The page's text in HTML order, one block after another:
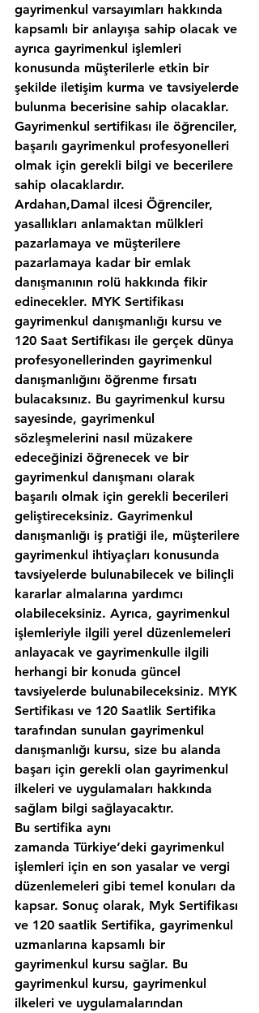
gayrimenkul varsayımları hakkında
kapsamlı bir anlayışa sahip olacak ve
ayrıca gayrimenkul işlemleri
konusunda müşterilerle etkin bir
şekilde iletişim kurma ve tavsiyelerde
bulunma becerisine sahip olacaklar.
Gayrimenkul sertifikası ile öğrenciler,
başarılı gayrimenkul profesyonelleri
olmak için gerekli bilgi ve becerilere
sahip olacaklardır.
Ardahan,Damal ilcesi Öğrenciler,
yasallıkları anlamaktan mülkleri
pazarlamaya ve müşterilere
pazarlamaya kadar bir emlak
danışmanının rolü hakkında fikir
edinecekler. MYK Sertifikası
gayrimenkul danışmanlığı kursu ve
120 Saat Sertifikası ile gerçek dünya
profesyonellerinden gayrimenkul
danışmanlığını öğrenme fırsatı
bulacaksınız. Bu gayrimenkul kursu
sayesinde, gayrimenkul
sözleşmelerini nasıl müzakere
edeceğinizi öğrenecek ve bir
gayrimenkul danışmanı olarak
başarılı olmak için gerekli becerileri
geliştireceksiniz. Gayrimenkul
danışmanlığı iş pratiği ile, müşterilere
gayrimenkul ihtiyaçları konusunda
tavsiyelerde bulunabilecek ve bilinçli
kararlar almalarına yardımcı
olabileceksiniz. Ayrıca, gayrimenkul
işlemleriyle ilgili yerel düzenlemeleri
anlayacak ve gayrimenkulle ilgili
herhangi bir konuda güncel
tavsiyelerde bulunabileceksiniz. MYK
Sertifikası ve 120 Saatlik Sertifika
tarafından sunulan gayrimenkul
danışmanlığı kursu, size bu alanda
başarı için gerekli olan gayrimenkul
ilkeleri ve uygulamaları hakkında
sağlam bilgi sağlayacaktır.
Bu sertifika aynı
zamanda Türkiye‘deki gayrimenkul
işlemleri için en son yasalar ve vergi
düzenlemeleri gibi temel konuları da
kapsar. Sonuç olarak, Myk Sertifikası
ve 120 saatlik Sertifika, gayrimenkul
uzmanlarına kapsamlı bir
gayrimenkul kursu sağlar. Bu
gayrimenkul kursu, gayrimenkul
ilkeleri ve uygulamalarından